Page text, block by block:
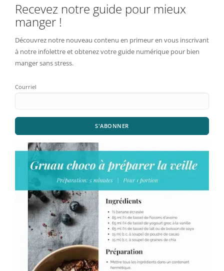
Recevez notre guide pour mieux
manger !
Découvrez notre nouveau contenu en primeur en vous inscrivant
à notre infolettre et obtenez votre guide numérique pour bien
manger sans stress.
Courriel
S'ABONNER